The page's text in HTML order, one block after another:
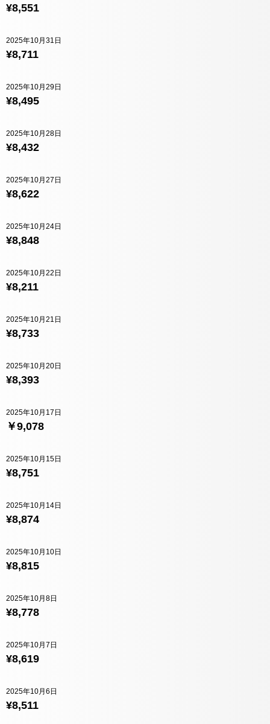
¥8,551
¥8,711
2025年10月31日
¥8,495
2025年10月29日
¥8,432
2025年10月28日
¥8,622
2025年10月27日
¥8,848
2025年10月24日
¥8,211
2025年10月22日
¥8,733
2025年10月21日
¥8,393
2025年10月20日
￥9,078
2025年10月17日
¥8,751
2025年10月15日
¥8,874
2025年10月14日
¥8,815
2025年10月10日
¥8,778
2025年10月8日
¥8,619
2025年10月7日
¥8,511
2025年10月6日